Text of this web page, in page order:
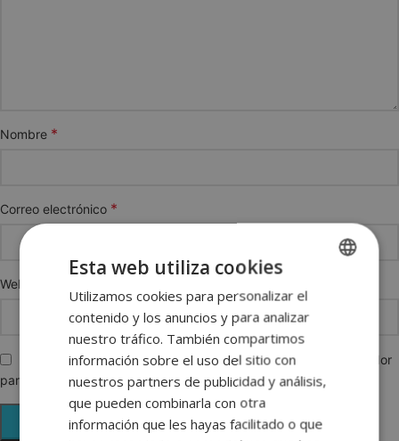
Nombre *
Correo electrónico *
Web
Guarda mi nombre, correo electrónico y web en este navegador
para la próxima vez que comente.
SPANISH
ENGLISH
GERMAN
Esta web utiliza cookies
Utilizamos cookies para personalizar el
contenido y los anuncios y para analizar
nuestro tráfico. También compartimos
información sobre el uso del sitio con
nuestros partners de publicidad y análisis,
que pueden combinarla con otra
información que les hayas facilitado o que